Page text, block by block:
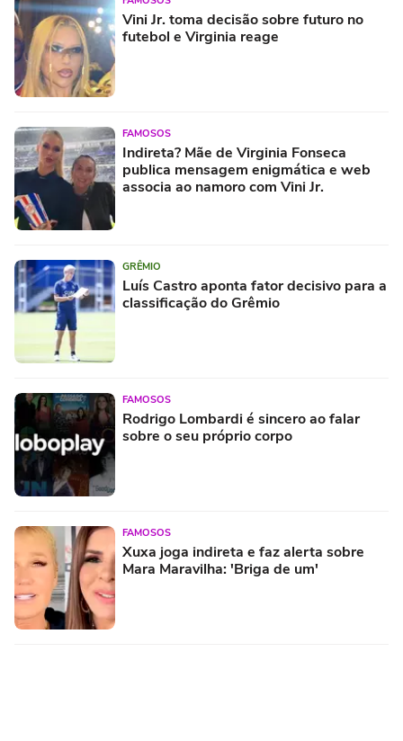
Vini Jr. toma decisão sobre futuro no
futebol e Virginia reage
FAMOSOS
Indireta? Mãe de Virginia Fonseca
publica mensagem enigmática e web
associa ao namoro com Vini Jr.
GRÊMIO
Luís Castro aponta fator decisivo para a
classificação do Grêmio
FAMOSOS
Rodrigo Lombardi é sincero ao falar
sobre o seu próprio corpo
FAMOSOS
Xuxa joga indireta e faz alerta sobre
Mara Maravilha: 'Briga de um'